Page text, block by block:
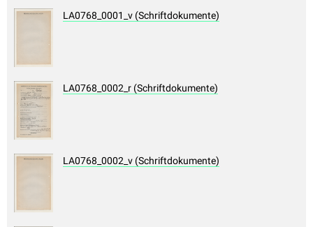
LA0768_0001_v (Schriftdokumente)
LA0768_0002_r (Schriftdokumente)
LA0768_0002_v (Schriftdokumente)